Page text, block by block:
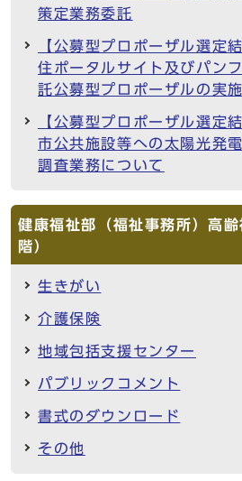
策定業務委託
【公募型プロポーザル選定
住ポータルサイト及びパン
託公募型プロポーザルの実
【公募型プロポーザル選定
市公共施設等への太陽光発
調査業務について
健康福祉部（福祉事務所）高
階）
生きがい
介護保険
地域包括支援センター
パブリックコメント
書式のダウンロード
その他